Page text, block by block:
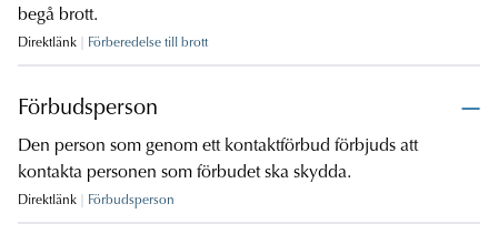
begå brott.
Direktlänk Förberedelse till brott
Förbudsperson
Den person som genom ett kontaktförbud förbjuds att
kontakta personen som förbudet ska skydda.
Direktlänk Förbudsperson